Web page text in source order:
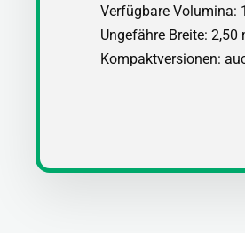
Verfügbare Volumina:
Ungefähre Breite: 2,50
Kompaktversionen: